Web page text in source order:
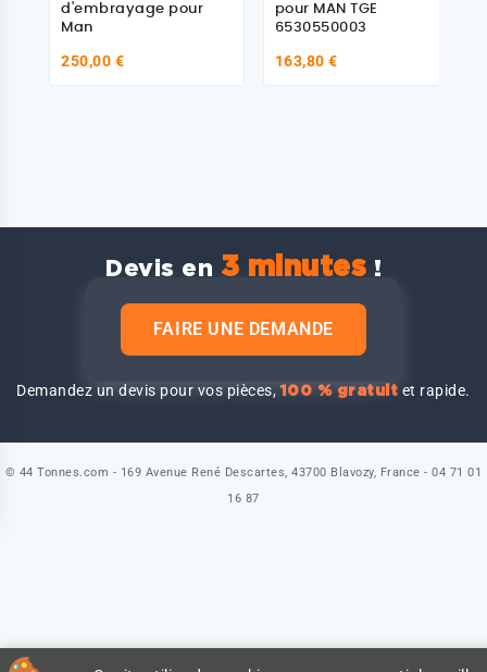
d'embrayage pour
Man
250,00 €
pour MAN TGE
6530550003
163,80 €
Devis en 3 minutes !
FAIRE UNE DEMANDE
Demandez un devis pour vos pièces,100 % gratuit et rapide.
© 44 Tonnes.com - 169 Avenue René Descartes, 43700 Blavozy, France - 04 71 01
16 87